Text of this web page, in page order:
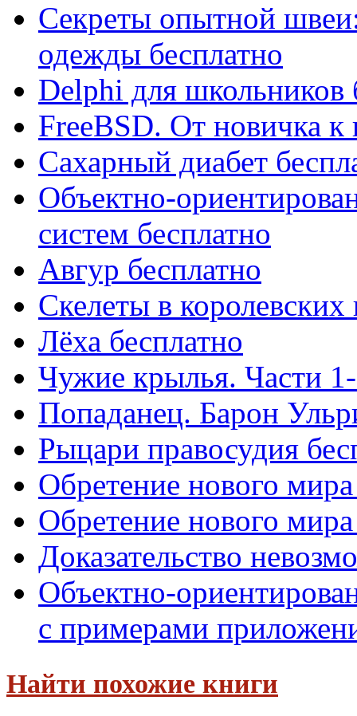
Секреты опытной
одежды бесплатно
Delphi для школьников
FreeBSD. От новичка к
Сахарный диабет
Объектно-
систем бесплатно
Авгур бесплатно
Скелеты в
Лёха бесплатно
Чужие крылья. Части
Попаданец. Барон
Рыцари правосудия
Обретение нового
Обретение нового
Доказательство
Объектно-
с примерами
Найти похожие книги